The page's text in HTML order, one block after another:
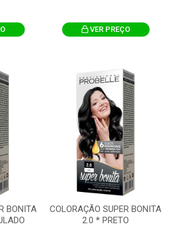
VER PREÇO
BONITA
COLORAÇÃO SUPER BONITA
2.0 * PRETO